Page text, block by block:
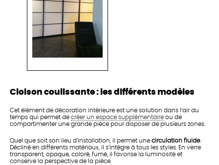
Cloison coulissante : les différents modèles
Cet élément de décoration intérieure est une solution dans l’air du
temps qui permet de créer un espace supplémentaire ou de
compartimenter une grande pièce pour disposer de plusieurs zones.
Quel que soit son lieu d’installation, il permet une circulation fluide.
Décliné en différents matériaux, il s’intègre à tous les styles. En verre
transparent, opaque, coloré, fumé, il favorise la luminosité et
conserve la perspective de la pièce.